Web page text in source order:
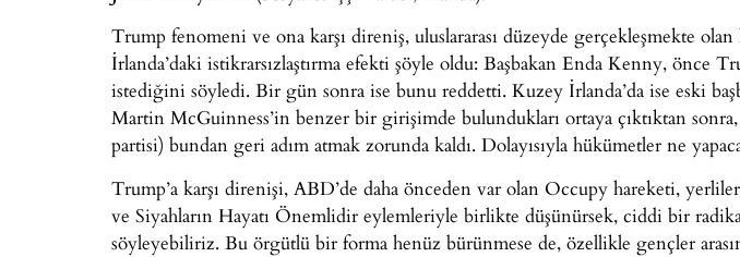
Trump fenomeni ve ona karşı direniş, uluslararası düzeyde gerçekleşmekte
İrlanda’daki istikrarsızlaştırma efekti şöyle oldu: Başbakan Enda Kenny, önce
istediğini söyledi. Bir gün sonra ise bunu reddetti. Kuzey İrlanda’da ise eski
Martin McGuinness’in benzer bir girişimde bulundukları ortaya çıktıktan
partisi) bundan geri adım atmak zorunda kaldı. Dolayısıyla hükümetler ne
Trump’a karşı direnişi, ABD’de daha önceden var olan Occupy hareketi,
ve Siyahların Hayatı Önemlidir eylemleriyle birlikte düşünürsek, ciddi bir
söyleyebiliriz. Bu örgütlü bir forma henüz bürünmese de, özellikle gençler